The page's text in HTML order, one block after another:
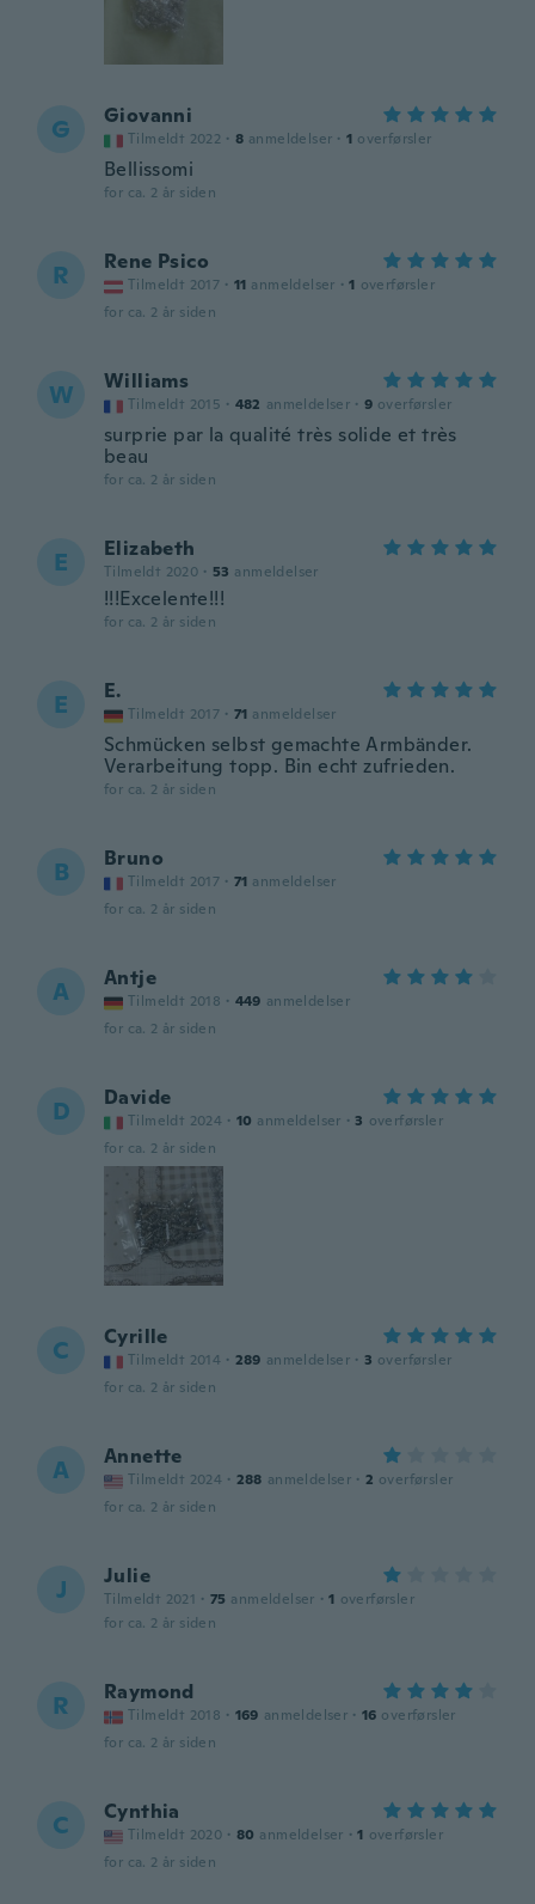
G Giovanni
Tilmeldt 2022 · 8 anmeldelser · 1 overførsler
Bellissomi
for ca. 2 år siden
R Rene Psico
Tilmeldt 2017 · 11 anmeldelser · 1 overførsler
for ca. 2 år siden
W Williams
Tilmeldt 2015 · 482 anmeldelser · 9 overførsler
surprie par la qualité très solide et très
beau
for ca. 2 år siden
E Elizabeth
Tilmeldt 2020 · 53 anmeldelser
!!!Excelente!!!
for ca. 2 år siden
E E.
Tilmeldt 2017 · 71 anmeldelser
Schmücken selbst gemachte Armbänder.
Verarbeitung topp. Bin echt zufrieden.
for ca. 2 år siden
B Bruno
Tilmeldt 2017 · 71 anmeldelser
for ca. 2 år siden
A Antje
Tilmeldt 2018 · 449 anmeldelser
for ca. 2 år siden
D Davide
Tilmeldt 2024 · 10 anmeldelser · 3 overførsler
for ca. 2 år siden
C Cyrille
Tilmeldt 2014 · 289 anmeldelser · 3 overførsler
for ca. 2 år siden
A Annette
Tilmeldt 2024 · 288 anmeldelser · 2 overførsler
for ca. 2 år siden
J Julie
Tilmeldt 2021 · 75 anmeldelser · 1 overførsler
for ca. 2 år siden
R Raymond
Tilmeldt 2018 · 169 anmeldelser · 16 overførsler
for ca. 2 år siden
C Cynthia
Tilmeldt 2020 · 80 anmeldelser · 1 overførsler
for ca. 2 år siden